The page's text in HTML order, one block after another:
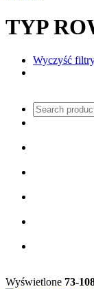
TYP
Wyczyść
Wyświetlone 73-